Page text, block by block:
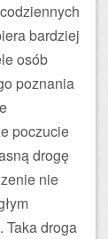
bardziej
osób
poznania
poczucie
drogę
nie
Taka droga